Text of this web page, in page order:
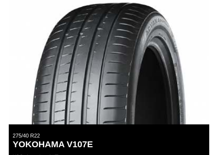
275/40 R22
YOKOHAMA V107E